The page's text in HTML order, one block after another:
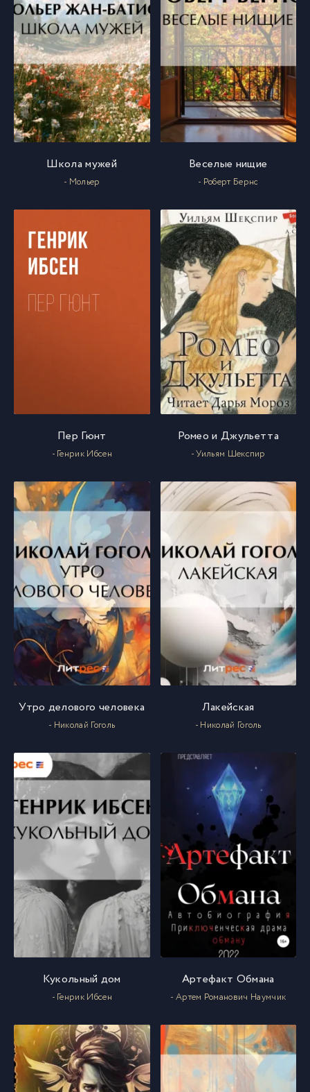
Школа мужей
- Мольер
Веселые нищие
- Роберт Бернс
Пер Гюнт
- Генрик Ибсен
Ромео и Джульетта
- Уильям Шекспир
Утро делового человека
- Николай Гоголь
Лакейская
- Николай Гоголь
Кукольный дом
- Генрик Ибсен
Артефакт Обмана
- Артем Романович Наумчик